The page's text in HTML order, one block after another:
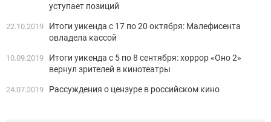
уступает позиций
22.10.2019
Итоги уикенда с 17 по 20 октября: Малефисента
овладела кассой
10.09.2019
Итоги уикенда с 5 по 8 сентября: хоррор «Оно 2»
вернул зрителей в кинотеатры
24.07.2019 Рассуждения о цензуре в российском кино